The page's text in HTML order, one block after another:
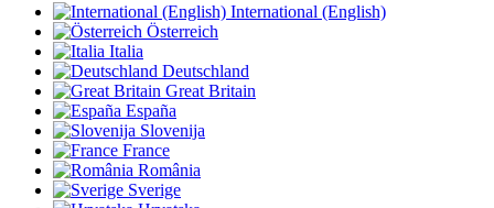
International (English)
Österreich
Italia
Deutschland
Great Britain
España
Slovenija
France
România
Sverige